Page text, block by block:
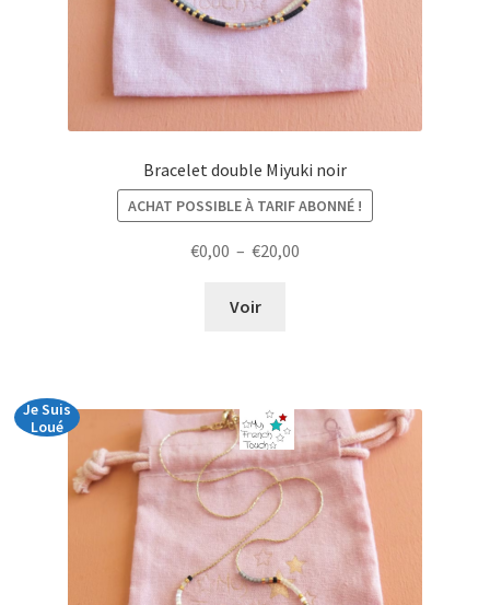
Bracelet double Miyuki noir
ACHAT POSSIBLE À TARIF ABONNÉ !
€0,00 – €20,00
Voir
Je Suis
Loué